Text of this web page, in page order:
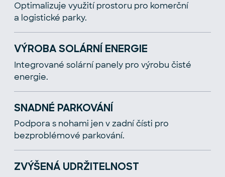
Optimalizuje využití prostoru pro komerční
a logistické parky.
VÝROBA SOLÁRNÍ ENERGIE
Integrované solární panely pro výrobu čisté
energie.
SNADNÉ PARKOVÁNÍ
Podpora s nohami jen v zadní čísti pro
bezproblémové parkování.
ZVÝŠENÁ UDRŽITELNOST